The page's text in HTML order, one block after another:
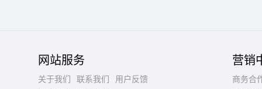
网站服务
关于我们 联系我们
用户反馈
营销
商务合